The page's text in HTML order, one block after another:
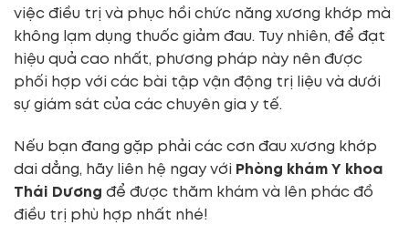
việc điều trị và phục hồi chức năng xương khớp mà
không lạm dụng thuốc giảm đau. Tuy nhiên, để đạt
hiệu quả cao nhất, phương pháp này nên được
phối hợp với các bài tập vận động trị liệu và dưới
sự giám sát của các chuyên gia y tế.
Nếu bạn đang gặp phải các cơn đau xương khớp
dai dẳng, hãy liên hệ ngay với Phòng khám Y khoa
Thái Dương để được thăm khám và lên phác đồ
điều trị phù hợp nhất nhé!